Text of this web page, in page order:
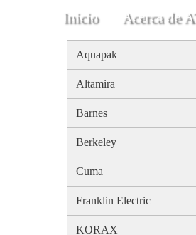
Inicio Acerca de
Aquapak
Altamira
Barnes
Berkeley
Cuma
Franklin Electric
KORAX